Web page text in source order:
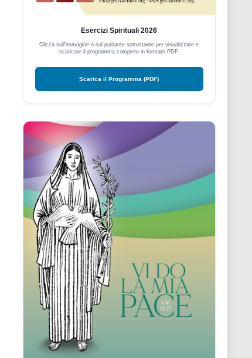
Esercizi Spirituali 2026
Clicca sull'immagine o sul pulsante sottostante per visualizzare e
scaricare il programma completo in formato PDF.
Scarica il Programma (PDF)